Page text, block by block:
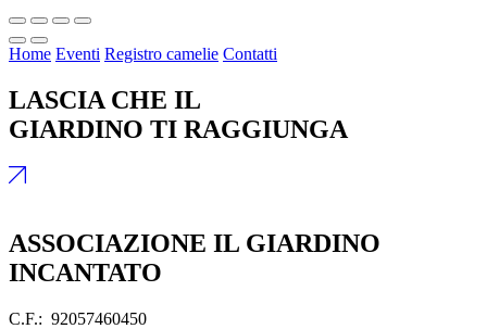
Home Eventi Registro camelie Contatti
LASCIA CHE IL
GIARDINO TI RAGGIUNGA
ASSOCIAZIONE IL GIARDINO
INCANTATO
C.F.: 92057460450